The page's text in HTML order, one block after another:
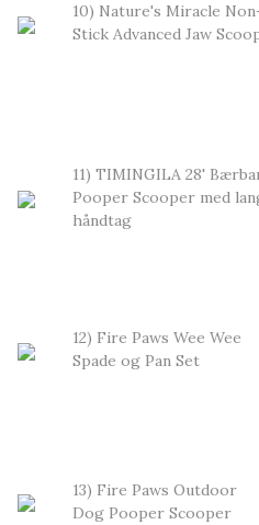
10) Nature's Miracle
Stick Advanced Jaw
11) TIMINGILA 28'
Pooper Scooper med
håndtag
12) Fire Paws Wee Wee
Spade og Pan Set
13) Fire Paws Outdoor
Dog Pooper Scooper